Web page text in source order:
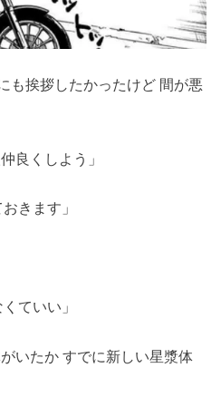
も挨拶したかったけど 間が悪
良くしよう」
きます」
ていい」
いたか すでに新しい星漿体